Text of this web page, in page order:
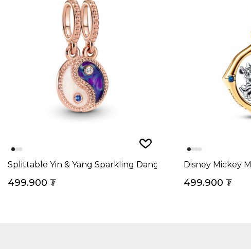
Splittable Yin & Yang Sparkling Dangle Charm
499.900 ₮
Disney Mickey
499.900 ₮